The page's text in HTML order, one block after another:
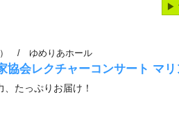
▶
/ ゆめりあホール
協会レクチャーコンサート マ
、たっぷりお届け！